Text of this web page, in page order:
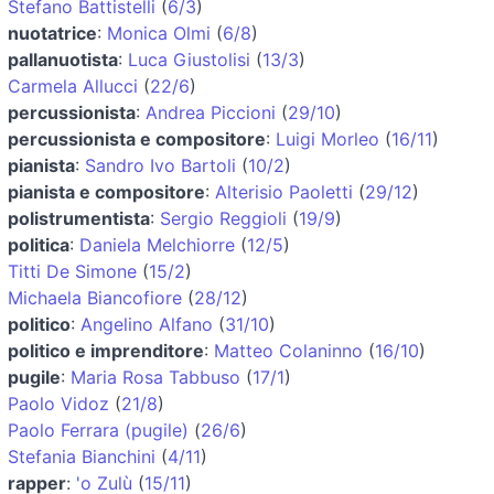
Stefano Battistelli (6/3)
nuotatrice: Monica Olmi (6/8)
pallanuotista: Luca Giustolisi (13/3)
Carmela Allucci (22/6)
percussionista: Andrea Piccioni (29/10)
percussionista e compositore: Luigi Morleo (16/11)
pianista: Sandro Ivo Bartoli (10/2)
pianista e compositore: Alterisio Paoletti (29/12)
polistrumentista: Sergio Reggioli (19/9)
politica: Daniela Melchiorre (12/5)
Titti De Simone (15/2)
Michaela Biancofiore (28/12)
politico: Angelino Alfano (31/10)
politico e imprenditore: Matteo Colaninno (16/10)
pugile: Maria Rosa Tabbuso (17/1)
Paolo Vidoz (21/8)
Paolo Ferrara (pugile) (26/6)
Stefania Bianchini (4/11)
rapper: 'o Zulù (15/11)